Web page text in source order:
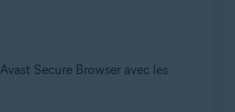
Secure Browser avec les